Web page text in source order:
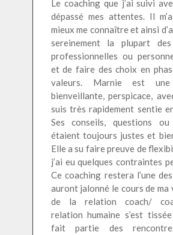
Le coaching que j’ai suivi
dépassé mes attentes. Il
mieux me connaître et ainsi
sereinement la plupart
professionnelles ou
et de faire des choix en
valeurs. Marnie est une
bienveillante, perspicace,
suis très rapidement sentie
Ses conseils, questions ou
étaient toujours justes et
Elle a su faire preuve de
j’ai eu quelques contraintes
Ce coaching restera l’une
auront jalonné le cours de ma
de la relation coach/
relation humaine s’est
fait partie des